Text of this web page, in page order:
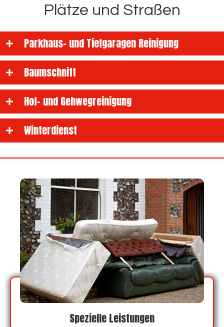
Plätze und Straßen
Parkhaus- und Tiefgaragen Reinigung
Baumschnitt
Hof- und Gehwegreinigung
Winterdienst
Spezielle Leistungen